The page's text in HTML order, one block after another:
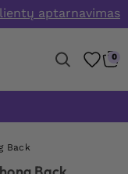
aptarnavimas
0
Back